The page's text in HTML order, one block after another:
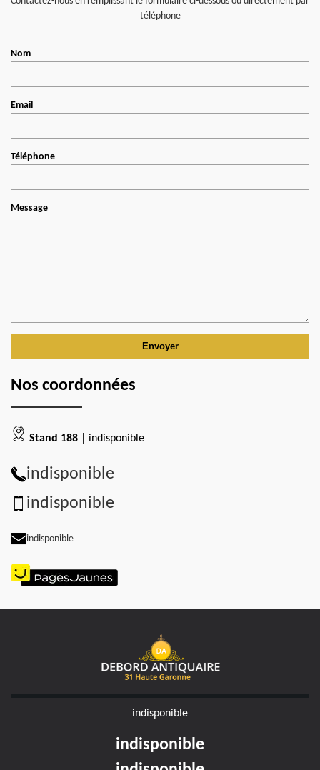
téléphone
Nom
Email
Téléphone
Message
Nos coordonnées
Stand 188 | indisponible
indisponible
indisponible
indisponible
indisponible
indisponible